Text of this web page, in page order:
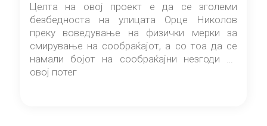
Целта на овој проект е да се зголеми
безбедноста на улицата Орце Николов
преку воведување на физички мерки за
смирување на сообраќајот, а со тоа да се
намали бојот на сообраќајни незгоди на
овој потег